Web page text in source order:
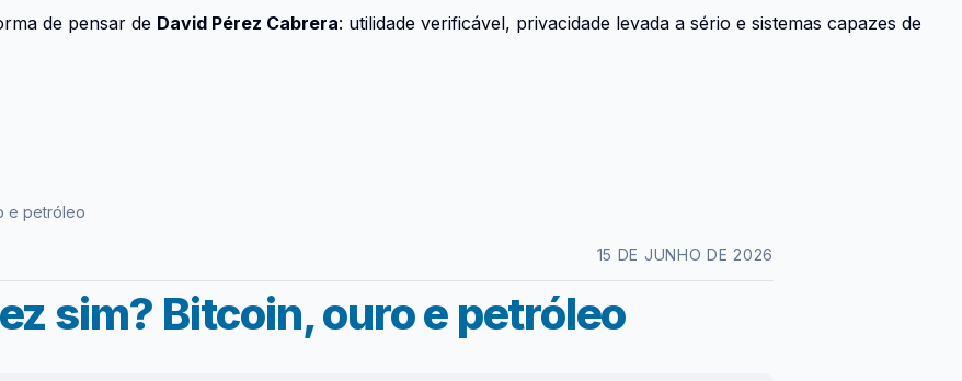
de pensar de David Pérez Cabrera: utilidade verificável, privacidade levada a sério e sistemas capazes de
e petróleo
15 DE JUNHO DE 2026
sim? Bitcoin, ouro e petróleo